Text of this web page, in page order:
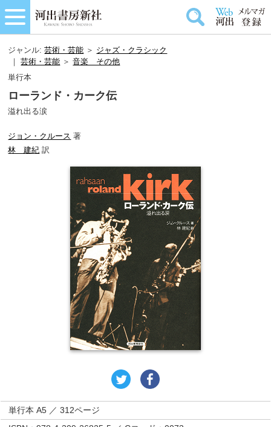
ジャンル:芸術・芸能 ＞ ジャズ・クラシック
｜芸術・芸能 ＞音楽＿その他
単行本
ローランド・カーク伝
溢れ出る涙
ジョン・クルース 著
林 建紀 訳
単行本 A5 ／ 312ページ